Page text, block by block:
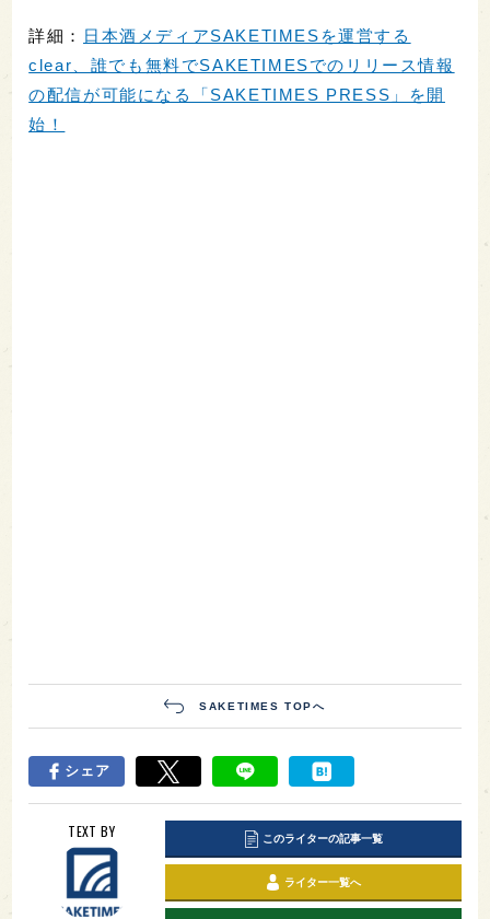
詳細：
日本酒メディアSAKETIMESを運営する
clear、誰でも無料でSAKETIMESでのリリース情報
の配信が可能になる「SAKETIMES PRESS」を開
始！
SAKETIMES TOPへ
シェア
TEXT BY このライターの記事一覧
ライター一覧へ